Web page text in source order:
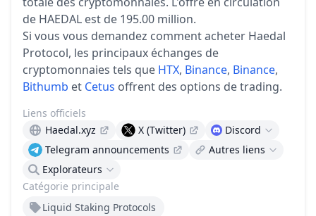
de HAEDAL est de 195.00 million.
Si vous vous demandez comment acheter Haedal
Protocol, les principaux échanges de
cryptomonnaies tels que HTX, Binance, Binance,
Bithumb et Cetus offrent des options de trading.
Catégorie principale
Liquid Staking Protocols
Liens officiels
Haedal.xyz
X (Twitter)
Discord
Telegram announcements
Autres liens
Explorateurs